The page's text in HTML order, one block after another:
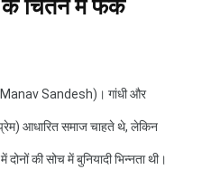
Manav Sandesh)। गांधी और
आधारित समाज चाहते थे, लेकिन
की सोच में बुनियादी भिन्नता थी।